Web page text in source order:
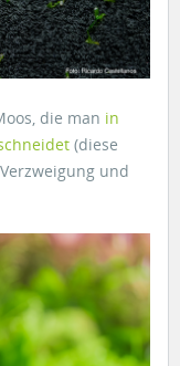
die man in
(diese
und